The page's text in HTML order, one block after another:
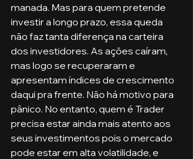
manada. Mas para quem pretende
investir a longo prazo, essa queda
não faz tanta diferença na carteira
dos investidores. As ações caíram,
mas logo se recuperaram e
apresentam índices de crescimento
daqui pra frente. Não há motivo para
pânico. No entanto, quem é Trader
precisa estar ainda mais atento aos
seus investimentos pois o mercado
pode estar em alta volatilidade, e